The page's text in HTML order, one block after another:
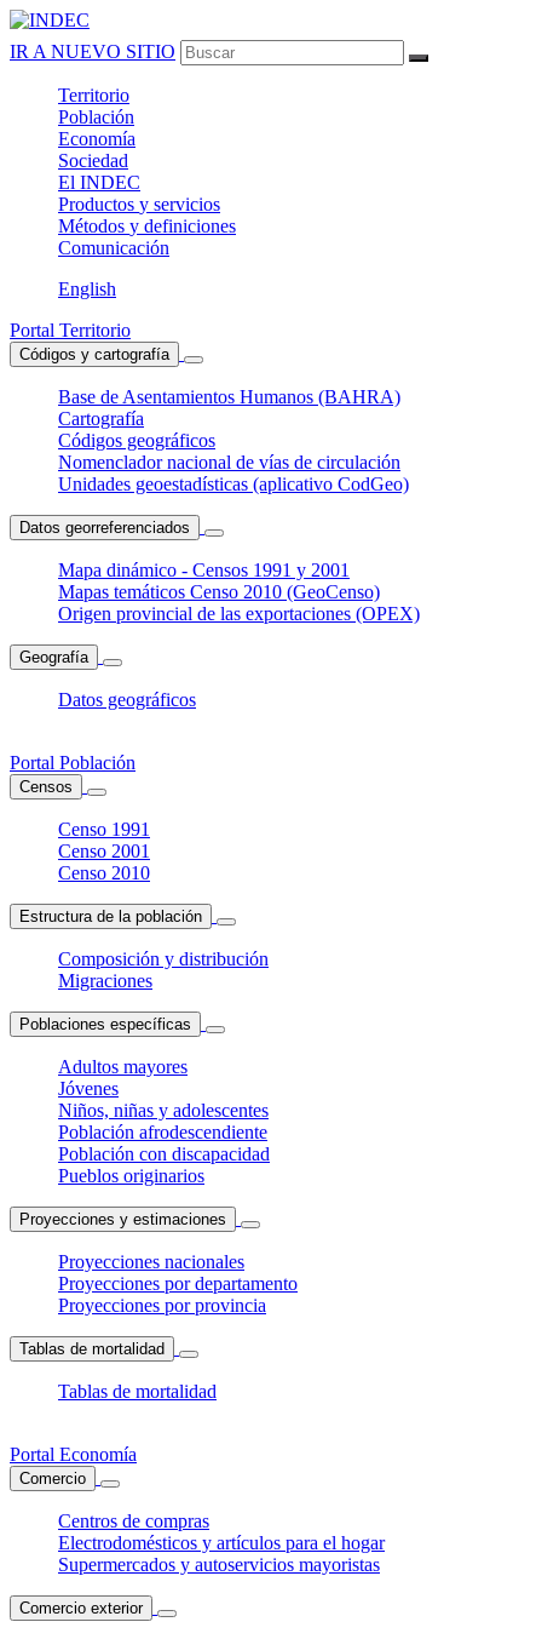
IR A NUEVO SITIO
Territorio
Población
Economía
Sociedad
El INDEC
Productos y servicios
Métodos y definiciones
Comunicación
English
Portal Territorio
Códigos y cartografía
Base de Asentamientos Humanos (BAHRA)
Cartografía
Códigos geográficos
Nomenclador nacional de vías de circulación
Unidades geoestadísticas (aplicativo CodGeo)
Datos georreferenciados
Mapa dinámico - Censos 1991 y 2001
Mapas temáticos Censo 2010 (GeoCenso)
Origen provincial de las exportaciones (OPEX)
Geografía
Datos geográficos
Portal Población
Censos
Censo 1991
Censo 2001
Censo 2010
Estructura de la población
Composición y distribución
Migraciones
Poblaciones específicas
Adultos mayores
Jóvenes
Niños, niñas y adolescentes
Población afrodescendiente
Población con discapacidad
Pueblos originarios
Proyecciones y estimaciones
Proyecciones nacionales
Proyecciones por departamento
Proyecciones por provincia
Tablas de mortalidad
Tablas de mortalidad
Portal Economía
Comercio
Centros de compras
Electrodomésticos y artículos para el hogar
Supermercados y autoservicios mayoristas
Comercio exterior